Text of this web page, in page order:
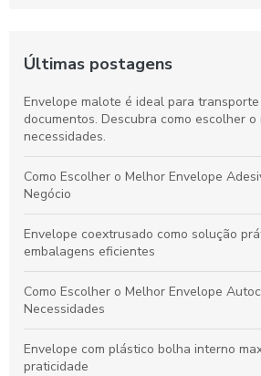
Últimas postagens
Envelope malote é ideal para
documentos. Descubra como escolher
necessidades.
Como Escolher o Melhor Envelope
Negócio
Envelope coextrusado como solução
embalagens eficientes
Como Escolher o Melhor Envelope
Necessidades
Envelope com plástico bolha interno
praticidade